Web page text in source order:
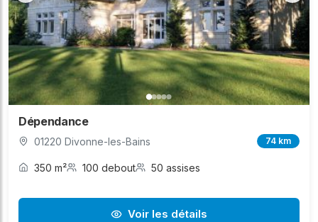
Dépendance
01220 Divonne-les-Bains 74 km
350 m² 100 debout 50 assises
Voir les détails